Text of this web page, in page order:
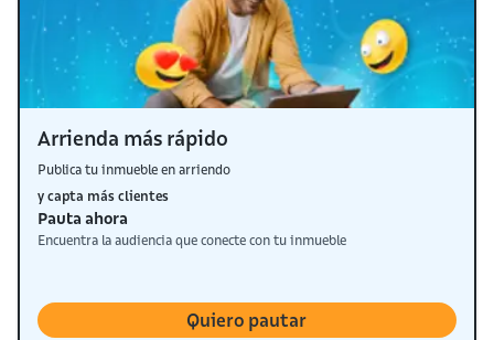
Arrienda más rápido
Publica tu inmueble en arriendo
y capta más clientes
Pauta ahora
Encuentra la audiencia que conecte con tu inmueble
Quiero pautar